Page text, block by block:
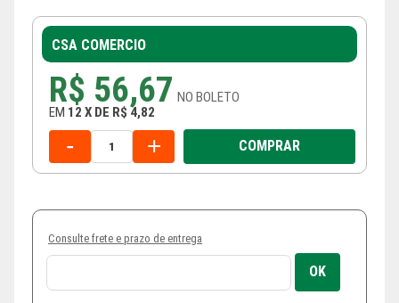
CSA COMERCIO
R$ 56,67 NO BOLETO
EM 12 X DE R$ 4,82
- + COMPRAR
Consulte frete e prazo de entrega